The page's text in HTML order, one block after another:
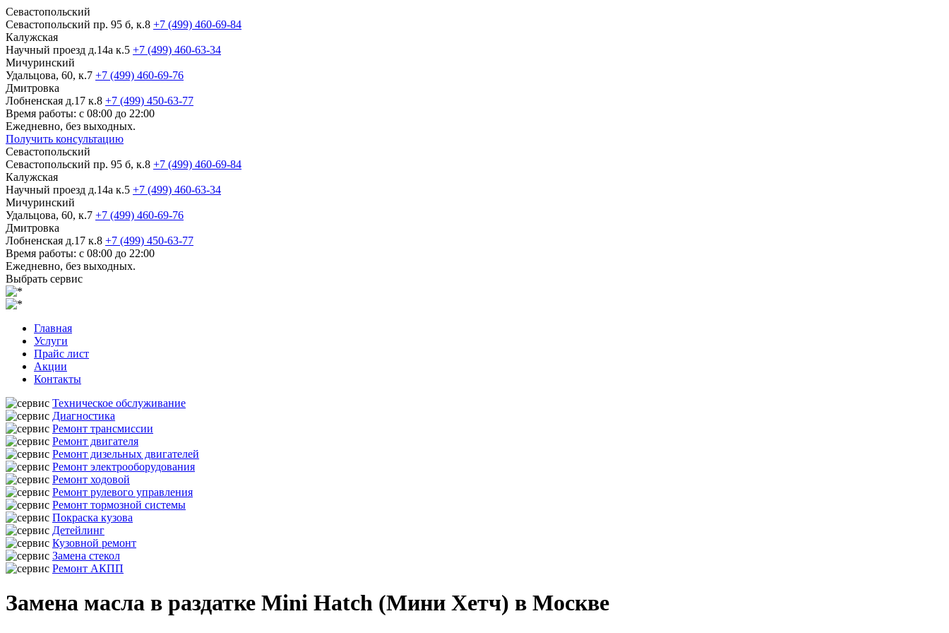
Севастопольский
Севастопольский пр. 95 б, к.8 +7 (499) 460-69-84
Калужская
Научный проезд д.14а к.5 +7 (499) 460-63-34
Мичуринский
Удальцова, 60, к.7 +7 (499) 460-69-76
Дмитровка
Лобненская д.17 к.8 +7 (499) 450-63-77
Время работы: с 08:00 до 22:00
Ежедневно, без выходных.
Получить консультацию
Севастопольский
Севастопольский пр. 95 б, к.8 +7 (499) 460-69-84
Калужская
Научный проезд д.14а к.5 +7 (499) 460-63-34
Мичуринский
Удальцова, 60, к.7 +7 (499) 460-69-76
Дмитровка
Лобненская д.17 к.8 +7 (499) 450-63-77
Время работы: с 08:00 до 22:00
Ежедневно, без выходных.
Выбрать сервис
Главная
Услуги
Прайс лист
Акции
Контакты
Техническое обслуживание
Диагностика
Ремонт трансмиссии
Ремонт двигателя
Ремонт дизельных двигателей
Ремонт электрооборудования
Ремонт ходовой
Ремонт рулевого управления
Ремонт тормозной системы
Покраска кузова
Детейлинг
Кузовной ремонт
Замена стекол
Ремонт АКПП
Замена масла в раздатке Mini Hatch (Мини Хетч) в Москве